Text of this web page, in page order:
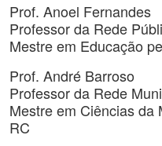
Prof. Anoel Fernandes
Professor da Rede
Mestre em Educação
Prof. André Barroso
Professor da Rede
Mestre em Ciências da
RC